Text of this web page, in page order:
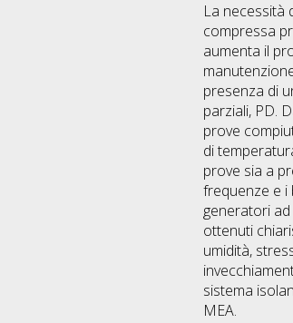
La necessità
compressa
aumenta il
presenza di
parziali, PD.
prove
di
prove sia a
frequenze e i
generatori
ottenuti
umidità,
sistema
MEA.